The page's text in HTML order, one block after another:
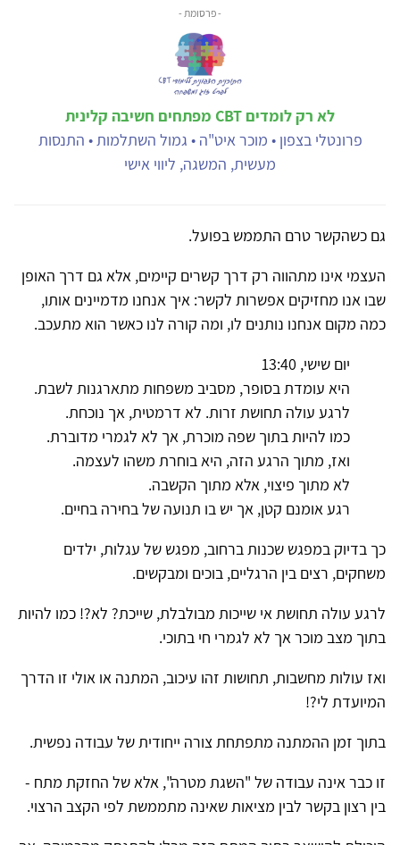
- פרסומת -
לא רק לומדים CBT מפתחים חשיבה קלינית
פרונטלי בצפון • מוכר איט"ה • גמול השתלמות • התנסות
מעשית, המשגה, ליווי אישי
גם כשהקשר טרם התממש בפועל.
העצמי אינו מתהווה רק דרך קשרים קיימים, אלא גם דרך האופן
שבו אנו מחזיקים אפשרות לקשר: איך אנחנו מדמיינים אותו,
כמה מקום אנחנו נותנים לו, ומה קורה לנו כאשר הוא מתעכב.
יום שישי, 13:40
היא עומדת בסופר, מסביב משפחות מתארגנות לשבת.
לרגע עולה תחושת זרות. לא דרמטית, אך נוכחת.
כמו להיות בתוך שפה מוכרת, אך לא לגמרי מדוברת.
ואז, מתוך הרגע הזה, היא בוחרת משהו לעצמה.
לא מתוך פיצוי, אלא מתוך הקשבה.
רגע אומנם קטן, אך יש בו תנועה של בחירה בחיים.
כך בדיוק במפגש שכנות ברחוב, מפגש של עגלות, ילדים
משחקים, רצים בין הרגליים, בוכים ומבקשים.
לרגע עולה תחושת אי שייכות מבולבלת, שייכת? לא?! כמו להיות
בתוך מצב מוכר אך לא לגמרי חי בתוכי.
ואז עולות מחשבות, תחושות זהו עיכוב, המתנה או אולי זו הדרך
המיועדת לי?!
בתוך זמן ההמתנה מתפתחת צורה ייחודית של עבודה נפשית.
זו כבר אינה עבודה של "השגת מטרה", אלא של החזקת מתח -
בין רצון בקשר לבין מציאות שאינה מתממשת לפי הקצב הרצוי.